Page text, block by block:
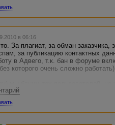
в 06:16
За плагиат, за обман заказчика,
за публикацию контактных
в Адвего, т.к. бан в форуме
которого очень сложно
пользователей - в таких
и после этого начинаем
Сергеем, одним из основателей